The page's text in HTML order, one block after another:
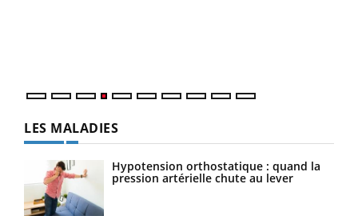
LES MALADIES
Hypotension orthostatique : quand la
pression artérielle chute au lever